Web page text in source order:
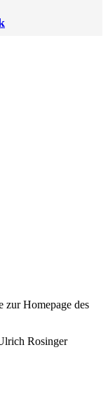
Homepage des
Rosinger